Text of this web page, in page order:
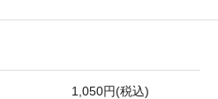
1,050円(税込)